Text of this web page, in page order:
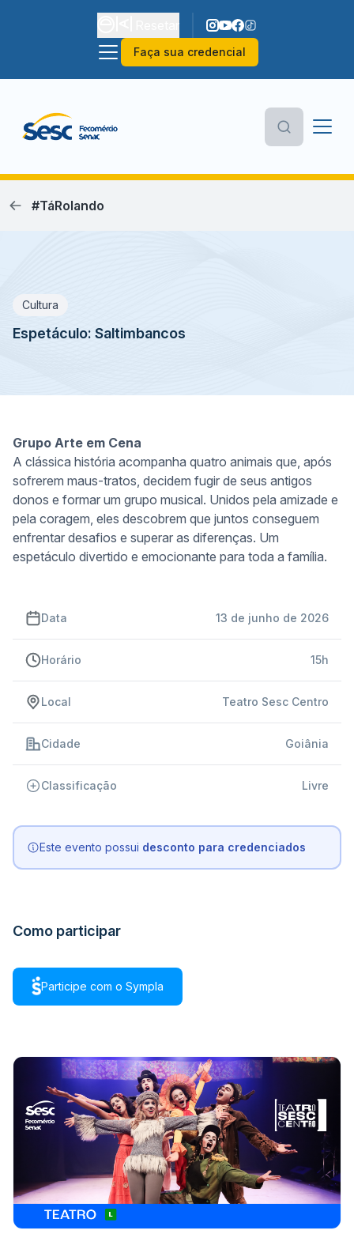
Faça sua credencial
#TáRolando
Cultura
Espetáculo: Saltimbancos
Grupo Arte em Cena
A clássica história acompanha quatro animais que, após
sofrerem maus-tratos, decidem fugir de seus antigos
donos e formar um grupo musical. Unidos pela amizade e
pela coragem, eles descobrem que juntos conseguem
enfrentar desafios e superar as diferenças. Um
espetáculo divertido e emocionante para toda a família.
Data 13 de junho de 2026
Horário 15h
Local Teatro Sesc Centro
Cidade Goiânia
Classificação Livre
Este evento possui desconto para credenciados
Como participar
Participe com o Sympla